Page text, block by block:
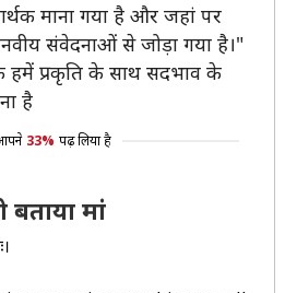
माना गया है और जहां पर
संवेदनाओं से जोड़ा गया है।"
प्रकृति के साथ सदभाव के
है
33% पढ़ लिया है
बताया मां